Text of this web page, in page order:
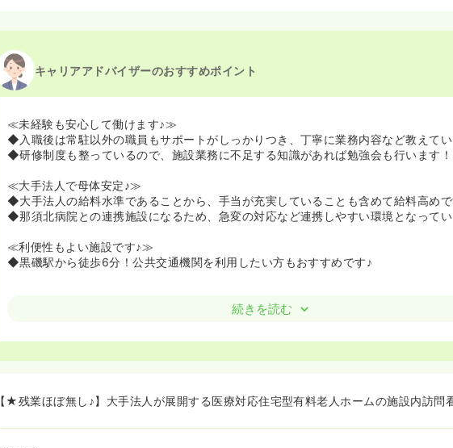
キャリアアドバイザーのおすすめポイント
≪未経験も安心して働けます♪≫
◆入職後は常駐以外の職員もサポートがしっかりつき、丁寧に業務内容など教えて
◆研修制度も整っているので、施設業務に不足する知識があれば勉強会も行います！
≪大手法人で母体安定♪≫
◆大手法人の給料水準であることから、手当が充実していることも含めて給料高め
◆那須北病院との連携施設になるため、急変の対応など連携しやすい環境となって
≪利便性もよい施設です♪≫
◆黒磯駅から徒歩6分！公共交通機関を利用したい方もおすすめです♪
続きを読む
【★残業ほぼ無し♪】大手法人が展開する医療対応住宅型有料老人ホームの施設内訪問